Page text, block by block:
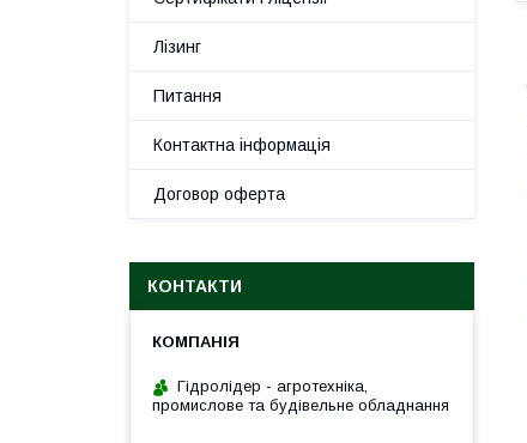
Лізинг
Питання
Контактна інформація
Договор оферта
КОНТАКТИ
Гідролідер - агротехніка,
промислове та будівельне обладнання